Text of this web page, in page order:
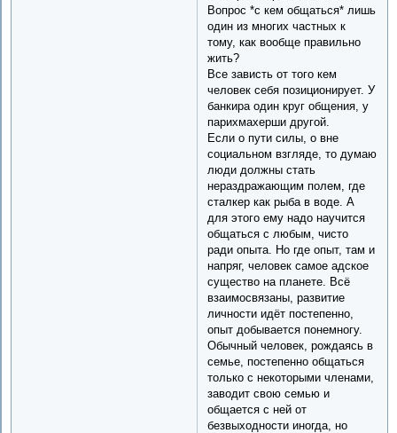
Вопрос *с кем общаться* лишь
один из многих частных к
тому, как вообще правильно
жить?
Все зависть от того кем
человек себя позиционирует. У
банкира один круг общения, у
парихмахерши другой.
Если о пути силы, о вне
социальном взгляде, то думаю
люди должны стать
нераздражающим полем, где
сталкер как рыба в воде. А
для этого ему надо научится
общаться с любым, чисто
ради опыта. Но где опыт, там и
напряг, человек самое адское
существо на планете. Всё
взаимосвязаны, развитие
личности идёт постепенно,
опыт добывается понемногу.
Обычный человек, рождаясь в
семье, постепенно общаться
только с некоторыми членами,
заводит свою семью и
общается с ней от
безвыходности иногда, но